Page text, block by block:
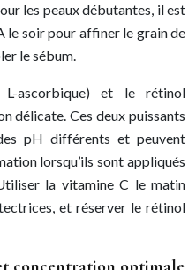
les peaux débutantes, il est
le soir pour affiner le grain de
le sébum.
ascorbique) et le rétinol
délicate. Ces deux puissants
pH différents et peuvent
lorsqu’ils sont appliqués
la vitamine C le matin
et réserver le rétinol